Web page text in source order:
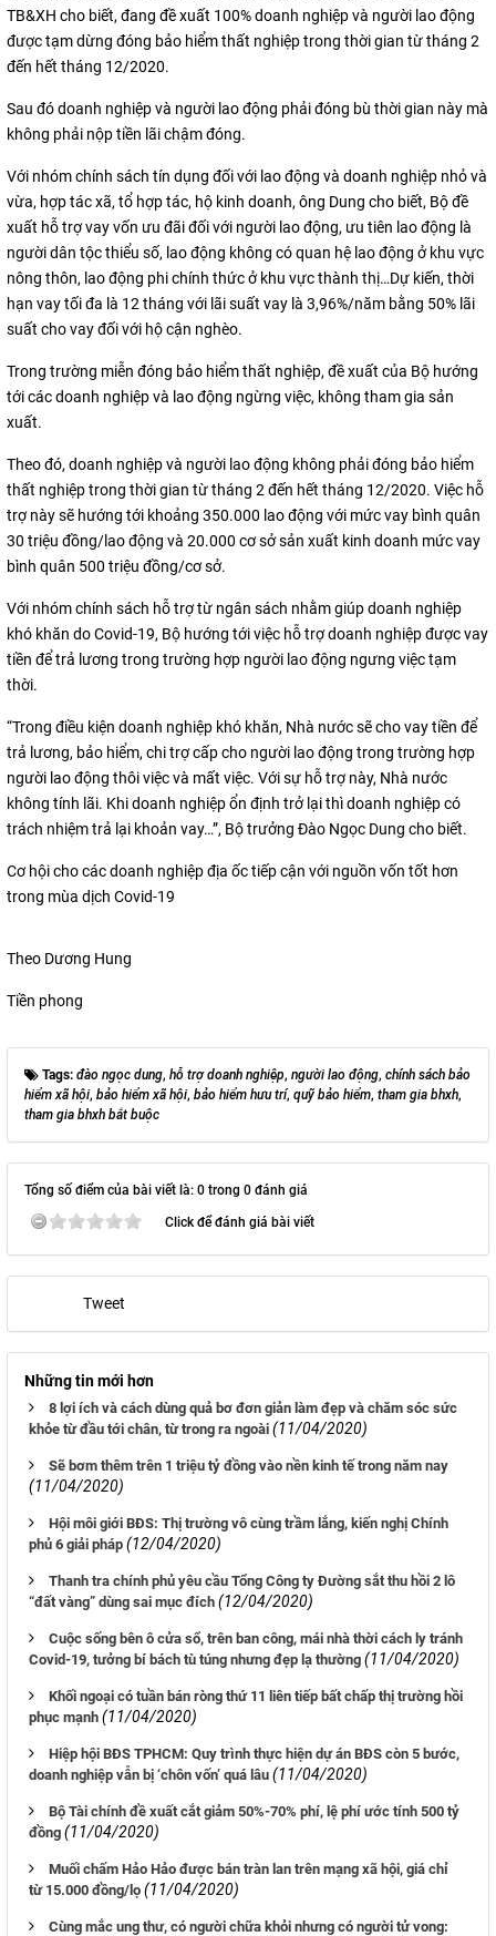
TB&XH cho biết, đang đề xuất 100% doanh nghiệp và người lao động
được tạm dừng đóng bảo hiểm thất nghiệp trong thời gian từ tháng 2
đến hết tháng 12/2020.
Sau đó doanh nghiệp và người lao động phải đóng bù thời gian này mà
không phải nộp tiền lãi chậm đóng.
Với nhóm chính sách tín dụng đối với lao động và doanh nghiệp nhỏ và
vừa, hợp tác xã, tổ hợp tác, hộ kinh doanh, ông Dung cho biết, Bộ đề
xuất hỗ trợ vay vốn ưu đãi đối với người lao động, ưu tiên lao động là
người dân tộc thiểu số, lao động không có quan hệ lao động ở khu vực
nông thôn, lao động phi chính thức ở khu vực thành thị…Dự kiến, thời
hạn vay tối đa là 12 tháng với lãi suất vay là 3,96%/năm bằng 50% lãi
suất cho vay đối với hộ cận nghèo.
Trong trường miễn đóng bảo hiểm thất nghiệp, đề xuất của Bộ hướng
tới các doanh nghiệp và lao động ngừng việc, không tham gia sản
xuất.
Theo đó, doanh nghiệp và người lao động không phải đóng bảo hiểm
thất nghiệp trong thời gian từ tháng 2 đến hết tháng 12/2020. Việc hỗ
trợ này sẽ hướng tới khoảng 350.000 lao động với mức vay bình quân
30 triệu đồng/lao động và 20.000 cơ sở sản xuất kinh doanh mức vay
bình quân 500 triệu đồng/cơ sở.
Với nhóm chính sách hỗ trợ từ ngân sách nhằm giúp doanh nghiệp
khó khăn do Covid-19, Bộ hướng tới việc hỗ trợ doanh nghiệp được vay
tiền để trả lương trong trường hợp người lao động ngưng việc tạm
thời.
“Trong điều kiện doanh nghiệp khó khăn, Nhà nước sẽ cho vay tiền để
trả lương, bảo hiểm, chi trợ cấp cho người lao động trong trường hợp
người lao động thôi việc và mất việc. Với sự hỗ trợ này, Nhà nước
không tính lãi. Khi doanh nghiệp ổn định trở lại thì doanh nghiệp có
trách nhiệm trả lại khoản vay…”, Bộ trưởng Đào Ngọc Dung cho biết.
Cơ hội cho các doanh nghiệp địa ốc tiếp cận với nguồn vốn tốt hơn
trong mùa dịch Covid-19
Theo Dương Hung
Tiền phong
Tags: đào ngọc dung, hỗ trợ doanh nghiệp, người lao động, chính sách bảo
hiểm xã hội, bảo hiểm xã hội, bảo hiểm hưu trí, quỹ bảo hiểm, tham gia bhxh,
tham gia bhxh bắt buộc
Tổng số điểm của bài viết là: 0 trong 0 đánh giá
Click để đánh giá bài viết
Tweet
Những tin mới hơn
8 lợi ích và cách dùng quả bơ đơn giản làm đẹp và chăm sóc sức
khỏe từ đầu tới chân, từ trong ra ngoài (11/04/2020)
Sẽ bơm thêm trên 1 triệu tỷ đồng vào nền kinh tế trong năm nay
(11/04/2020)
Hội môi giới BĐS: Thị trường vô cùng trầm lắng, kiến nghị Chính
phủ 6 giải pháp (12/04/2020)
Thanh tra chính phủ yêu cầu Tổng Công ty Đường sắt thu hồi 2 lô
“đất vàng” dùng sai mục đích (12/04/2020)
Cuộc sống bên ô cửa sổ, trên ban công, mái nhà thời cách ly tránh
Covid-19, tưởng bí bách tù túng nhưng đẹp lạ thường (11/04/2020)
Khối ngoại có tuần bán ròng thứ 11 liên tiếp bất chấp thị trường hồi
phục mạnh (11/04/2020)
Hiệp hội BĐS TPHCM: Quy trình thực hiện dự án BĐS còn 5 bước,
doanh nghiệp vẫn bị ‘chôn vốn’ quá lâu (11/04/2020)
Bộ Tài chính đề xuất cắt giảm 50%-70% phí, lệ phí ước tính 500 tỷ
đồng (11/04/2020)
Muối chấm Hảo Hảo được bán tràn lan trên mạng xã hội, giá chỉ
từ 15.000 đồng/lọ (11/04/2020)
Cùng mắc ung thư, có người chữa khỏi nhưng có người tử vong: